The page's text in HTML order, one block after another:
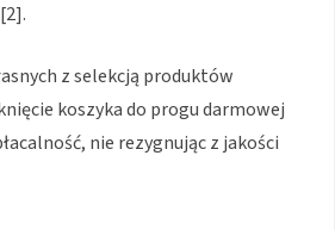
z selekcją produktów
koszyka do progu darmowej
nie rezygnując z jakości